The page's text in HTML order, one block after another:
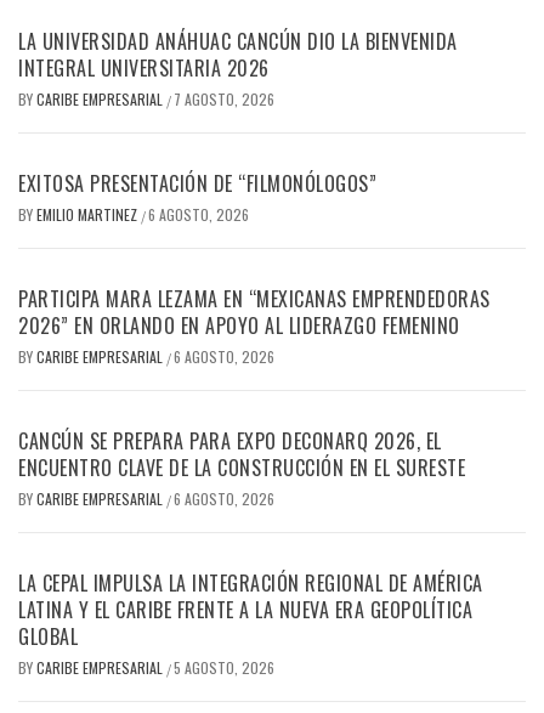
LA UNIVERSIDAD ANÁHUAC CANCÚN DIO LA BIENVENIDA
INTEGRAL UNIVERSITARIA 2026
BYCARIBE EMPRESARIAL / 7 AGOSTO, 2026
EXITOSA PRESENTACIÓN DE “FILMONÓLOGOS”
BYEMILIO MARTINEZ /6 AGOSTO, 2026
PARTICIPA MARA LEZAMA EN “MEXICANAS EMPRENDEDORAS
2026” EN ORLANDO EN APOYO AL LIDERAZGO FEMENINO
BYCARIBE EMPRESARIAL /6 AGOSTO, 2026
CANCÚN SE PREPARA PARA EXPO DECONARQ 2026, EL
ENCUENTRO CLAVE DE LA CONSTRUCCIÓN EN EL SURESTE
BYCARIBE EMPRESARIAL /6 AGOSTO, 2026
LA CEPAL IMPULSA LA INTEGRACIÓN REGIONAL DE AMÉRICA
LATINA Y EL CARIBE FRENTE A LA NUEVA ERA GEOPOLÍTICA
GLOBAL
BYCARIBE EMPRESARIAL /5 AGOSTO, 2026